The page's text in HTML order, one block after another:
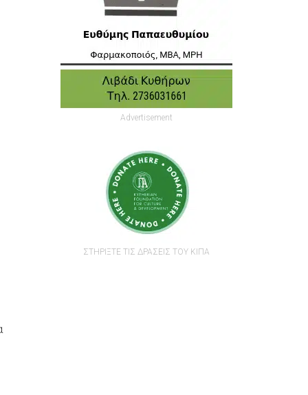
Advertisement
ΣΤΗΡΙΞΤΕ ΤΙΣ ΔΡΑΣΕΙΣ ΤΟΥ ΚΙΠΑ